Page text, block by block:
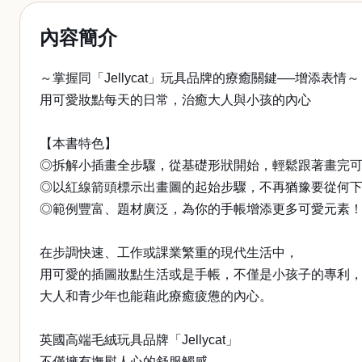
內容簡介
～掌握同「Jellycat」玩具品牌的療癒關鍵──增添表情～
用可愛妝點每天的日常，治癒大人與小孩的內心
【本書特色】
◎拆解小插畫全步驟，從基礎形狀開始，輕鬆跟著畫完可
◎以紅線箭頭標示出畫圖的起始步驟，不再猶豫要從何下
◎範例豐富、題材廣泛，為你的手帳增添更多可愛元素！
在步調快速、工作或課業繁重的現代生活中，
用可愛的插圖妝點生活或是手帳，不僅是小孩子的專利，
大人和青少年也能藉此療癒疲憊的內心。
英國高端毛絨玩具品牌「Jellycat」